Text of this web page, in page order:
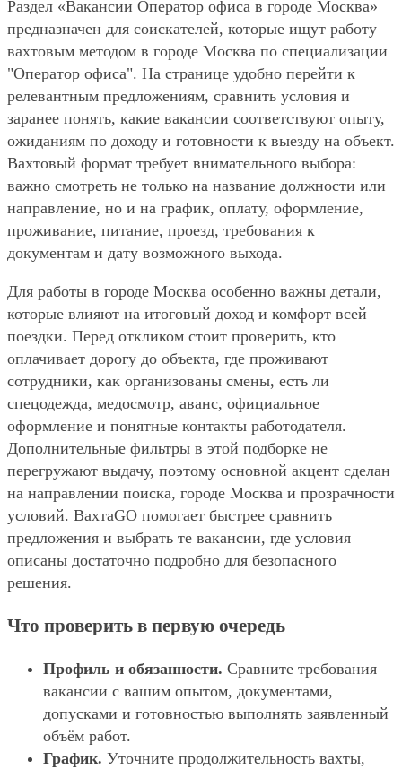
Раздел «Вакансии Оператор офиса в городе Москва»
предназначен для соискателей, которые ищут работу
вахтовым методом в городе Москва по специализации
"Оператор офиса". На странице удобно перейти к
релевантным предложениям, сравнить условия и
заранее понять, какие вакансии соответствуют опыту,
ожиданиям по доходу и готовности к выезду на объект.
Вахтовый формат требует внимательного выбора:
важно смотреть не только на название должности или
направление, но и на график, оплату, оформление,
проживание, питание, проезд, требования к
документам и дату возможного выхода.
Для работы в городе Москва особенно важны детали,
которые влияют на итоговый доход и комфорт всей
поездки. Перед откликом стоит проверить, кто
оплачивает дорогу до объекта, где проживают
сотрудники, как организованы смены, есть ли
спецодежда, медосмотр, аванс, официальное
оформление и понятные контакты работодателя.
Дополнительные фильтры в этой подборке не
перегружают выдачу, поэтому основной акцент сделан
на направлении поиска, городе Москва и прозрачности
условий. ВахтаGO помогает быстрее сравнить
предложения и выбрать те вакансии, где условия
описаны достаточно подробно для безопасного
решения.
Что проверить в первую очередь
Профиль и обязанности. Сравните требования
вакансии с вашим опытом, документами,
допусками и готовностью выполнять заявленный
объём работ.
График. Уточните продолжительность вахты,